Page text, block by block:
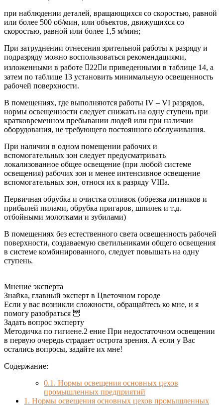
при наблюдении деталей, вращающихся со скоростью, равной
или более 500 об/мин, или объектов, движущихся со
скоростью, равной или более 1,5 м/мин;
При затруднении отнесения зрительной работы к разряду и
подразряду можно воспользоваться рекомендациями,
изложенными в работе 22и приведенными в таблице 14, а
затем по таблице 13 установить минимальную освещенность
рабочей поверхности.
В помещениях, где выполняются работы IV – VI разрядов,
нормы освещенности следует снижать на одну ступень при
кратковременном пребывании людей или при наличии
оборудования, не требующего постоянного обслуживания.
При наличии в одном помещении рабочих и
вспомогательных зон следует предусматривать
локализованное общее освещение (при любой системе
освещения) рабочих зон и менее интенсивное освещение
вспомогательных зон, относя их к разряду VIIIа.
Первичная обрубка и очистка отливок (обрезка литников и
прибылей пилами, обрубка пригаров, шпилек и т.д.
отбойными молотками и зубилами)
В помещениях без естественного света освещенность рабочей
поверхности, создаваемую светильниками общего освещения
в системе комбинированного, следует повышать на одну
ступень.
Мнение эксперта
Знайка, главный эксперт в Цветочном городе
Если у вас возникли сложности, обращайтесь ко мне, и я
помогу разобраться 🦉
Задать вопрос эксперту
Методичка по гигиене.2 ение При недостаточном освещении
в первую очередь страдает острота зрения. А если у Вас
остались вопросы, задайте их мне!
Содержание:
0.1. Нормы освещения основных цехов
промышленных предприятий
1. Нормы освещения основных цехов промышленных